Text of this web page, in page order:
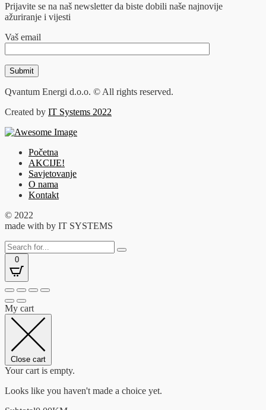
Prijavite se na naš newsletter da biste dobili naše najnovije
ažuriranje i vijesti
Vaš email
Qvantum Energi d.o.o. © All rights reserved.
Created by IT Systems 2022
Početna
AKCIJE!
Savjetovanje
O nama
Kontakt
© 2022
made with by IT SYSTEMS
0
My cart
Close cart
Your cart is empty.
Looks like you haven't made a choice yet.